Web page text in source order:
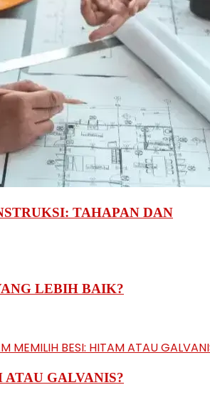
TAHAPAN DAN
LEBIH BAIK?
GALVANIS?